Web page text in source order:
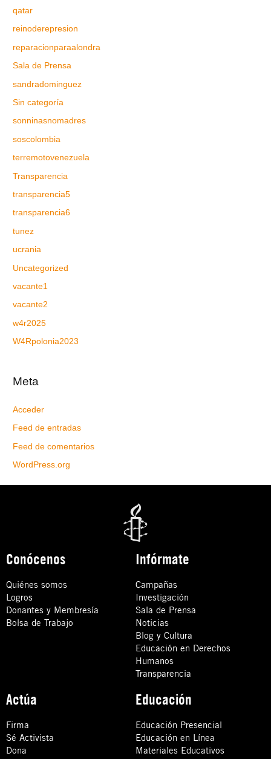
qatar
reinoderepresion
reparacionparaalondra
Sala de Prensa
sandradominguez
Sin categoría
sonninasnomadres
soscolombia
terremotovenezuela
Transparencia
transparencia5
transparencia6
tunez
ucrania
Uncategorized
vacante1
vacante2
w4r2025
W4Rpolonia2023
Meta
Acceder
Feed de entradas
Feed de comentarios
WordPress.org
Conócenos
Quiénes somos
Logros
Donantes y Membresía
Bolsa de Trabajo
Infórmate
Campañas
Investigación
Sala de Prensa
Noticias
Blog y Cultura
Educación en Derechos
Humanos
Transparencia
Actúa
Firma
Sé Activista
Dona
Educación
Educación Presencial
Educación en Línea
Materiales Educativos